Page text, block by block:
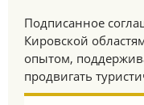
Подписанное
Кировской
опытом,
продвигать